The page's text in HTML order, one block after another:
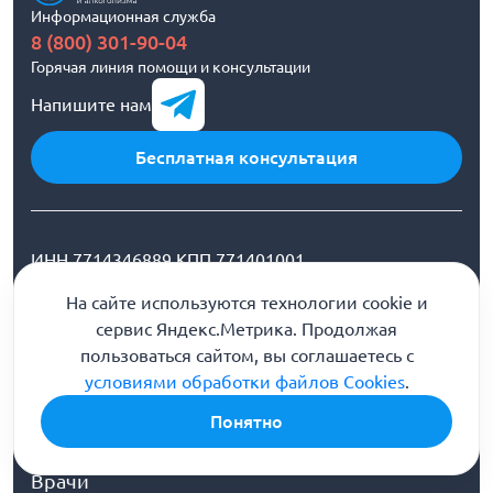
Информационная служба
8 (800) 301-90-04
Горячая линия помощи и консультации
Напишите нам
Бесплатная консультация
ИНН 7714346889 КПП 771401001
ООО «Первый шаг» (г. Пенза) улица Маршала
Крылова, 2А
Наш e-mail:
penza@stranaprotivnarkotikov.ru
О клинике
Врачи
На сайте используются технологии cookie и
сервис Яндекс.Метрика. Продолжая
пользоваться сайтом, вы соглашаетесь с
условиями обработки файлов Cookies.
Понятно